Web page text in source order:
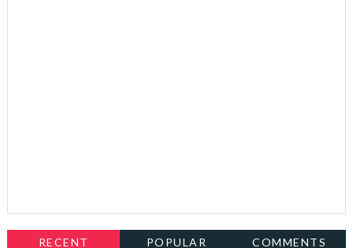
RECENT POPULAR COMMENTS